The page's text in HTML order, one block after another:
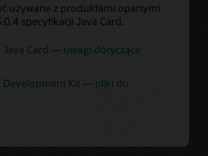
używane z produktami opartymi
specyfikacji Java Card.
Java Card — uwagi dotyczące
Development Kit — pliki do